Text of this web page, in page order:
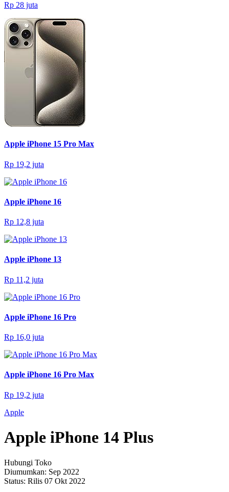
Rp 28 juta
Apple iPhone 15 Pro Max
Rp 19,2 juta
Apple iPhone 16
Rp 12,8 juta
Apple iPhone 13
Rp 11,2 juta
Apple iPhone 16 Pro
Rp 16,0 juta
Apple iPhone 16 Pro Max
Rp 19,2 juta
Apple
Apple iPhone 14 Plus
Hubungi Toko
Diumumkan: Sep 2022
Status: Rilis 07 Okt 2022